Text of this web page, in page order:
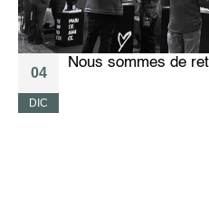
04
DIC
Nous sommes de